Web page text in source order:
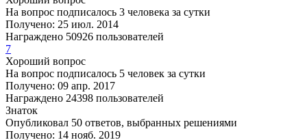
На вопрос подписалось 3 человека за сутки
Получено: 25 июл. 2014
Награждено 50926 пользователей
7
Хороший вопрос
На вопрос подписалось 5 человек за сутки
Получено: 09 апр. 2017
Награждено 24398 пользователей
Знаток
Опубликовал 50 ответов, выбранных решениями
Получено: 14 нояб. 2019